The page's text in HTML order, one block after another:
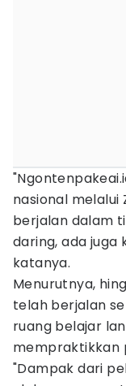
nasional melalui
berjalan dalam
daring, ada juga
katanya.
Menurutnya,
telah berjalan
ruang belajar
mempraktikkan
"Dampak dari